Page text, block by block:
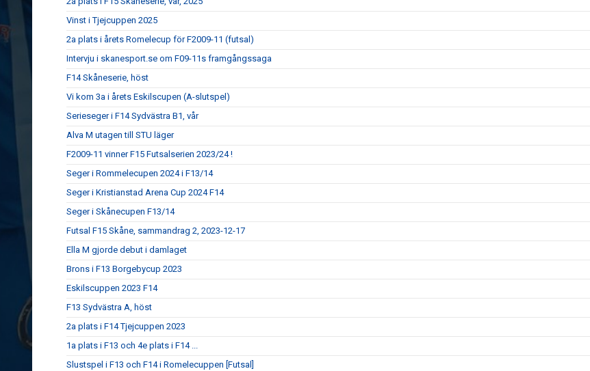
Vinst i Tjejcuppen 2025
2a plats i årets Romelecup för F2009-11 (futsal)
Intervju i skanesport.se om F09-11s framgångssaga
F14 Skåneserie, höst
Vi kom 3a i årets Eskilscupen (A-slutspel)
Serieseger i F14 Sydvästra B1, vår
Alva M utagen till STU läger
F2009-11 vinner F15 Futsalserien 2023/24 !
Seger i Rommelecupen 2024 i F13/14
Seger i Kristianstad Arena Cup 2024 F14
Seger i Skånecupen F13/14
Futsal F15 Skåne, sammandrag 2, 2023-12-17
Ella M gjorde debut i damlaget
Brons i F13 Borgebycup 2023
Eskilscuppen 2023 F14
F13 Sydvästra A, höst
2a plats i F14 Tjejcuppen 2023
1a plats i F13 och 4e plats i F14 ...
Slustspel i F13 och F14 i Romelecuppen [Futsal]